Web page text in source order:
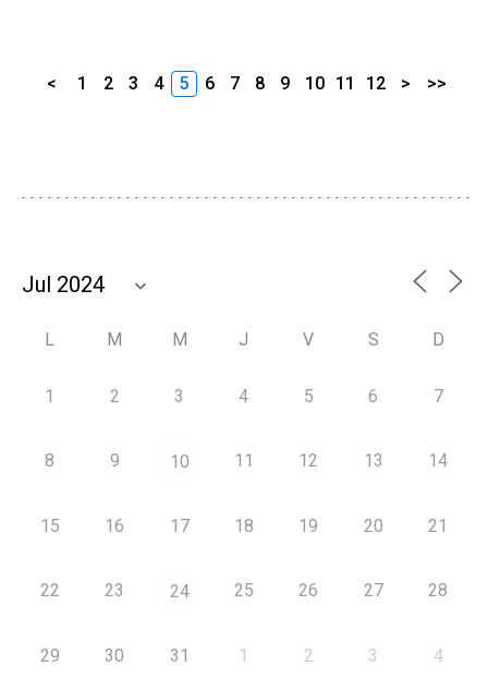
< 1 2 3 4 5 6 7 8 9 10 11 12 > >>
L M M J V S D
1 2 3 4 5 6 7
8 9 10 11 12 13 14
15 16 17 18 19 20 21
22 23 24 25 26 27 28
29 30 31 1 2 3 4